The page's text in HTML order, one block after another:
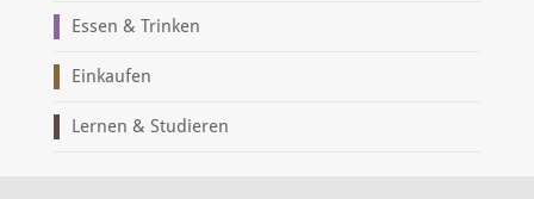
Essen & Trinken
Einkaufen
Lernen & Studieren